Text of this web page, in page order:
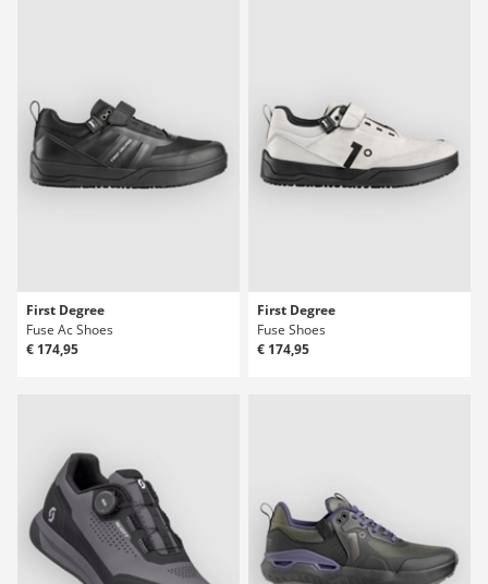
First Degree
Fuse Ac Shoes
€ 174,95
First Degree
Fuse Shoes
€ 174,95